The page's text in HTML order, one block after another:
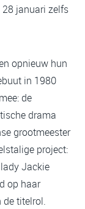
januari zelfs
opnieuw hun
in 1980
de
drama
grootmeester
project:
Jackie
op haar
de titelrol.